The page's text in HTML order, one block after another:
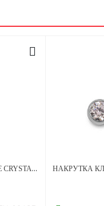
НАКРУТКА 1.2 ММ ЛАПКА OLIVE CRYSTAL ТИТАН